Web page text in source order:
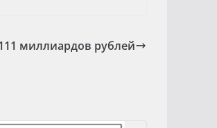
миллиардов рублей